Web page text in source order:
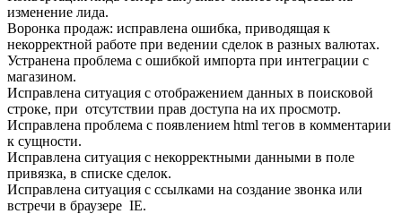
изменение лида.
Воронка продаж: исправлена ошибка, приводящая к
некорректной работе при ведении сделок в разных валютах.
Устранена проблема с ошибкой импорта при интеграции с
магазином.
Исправлена ситуация с отображением данных в поисковой
строке, при отсутствии прав доступа на их просмотр.
Исправлена проблема с появлением html тегов в комментарии
к сущности.
Исправлена ситуация с некорректными данными в поле
привязка, в списке сделок.
Исправлена ситуация с ссылками на создание звонка или
встречи в браузере IE.